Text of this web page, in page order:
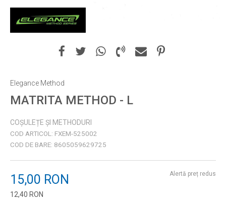
Elegance Method
MATRITA METHOD - L
COȘULEȚE ȘI METHODURI
COD ARTICOL: FXEM-525002
COD DE BARE: 8605059629725
15,00 RON
12,40 RON
Alertă preț redus